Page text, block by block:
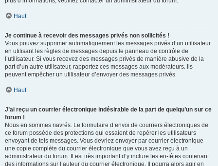
Haut
Je continue à recevoir des messages privés non sollicités !
Vous pouvez supprimer automatiquement les messages privés d’un utilisateur
en utilisant les règles de messages depuis le panneau de contrôle de
l’utilisateur. Si vous recevez des messages privés de manière abusive de la
part d’un autre utilisateur, rapportez ces messages aux modérateurs. Ils
peuvent empêcher un utilisateur d’envoyer des messages privés.
Haut
J’ai reçu un courrier électronique indésirable de la part de quelqu’un sur ce
forum !
Nous en sommes navrés. Le formulaire d’envoi de courriers électroniques de
ce forum possède des protections qui essaient de repérer les utilisateurs
envoyant de tels messages. Vous devriez envoyer par courrier électronique
une copie complète du courrier électronique que vous avez reçu à un
administrateur du forum. Il est très important d’y inclure les en-têtes contenant
des informations sur l’auteur du courrier électronique. Il pourra alors agir en